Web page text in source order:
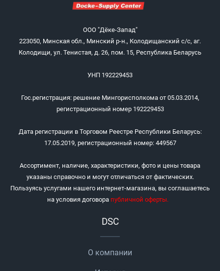
ООО "Дёке-Запад"
223050, Минская обл., Минский р-н., Колодищанский с/с, аг.
Колодищи, ул. Тенистая, д. 26, пом. 15, Республика Беларусь
УНП 192229453
Гос.регистрация: решение Мингорисполкома от 05.03.2014,
регистрационный номер 192229453
Дата регистрации в Торговом Реестре Республики Беларусь:
17.05.2019, регистрационный номер: 449567
Ассортимент, наличие, характеристики, фото и цены товара
указаны справочно и могут отличаться от фактических.
Пользуясь услугами нашего интернет-магазина, вы соглашаетесь
на условия договора публичной оферты.
DSC
О компании